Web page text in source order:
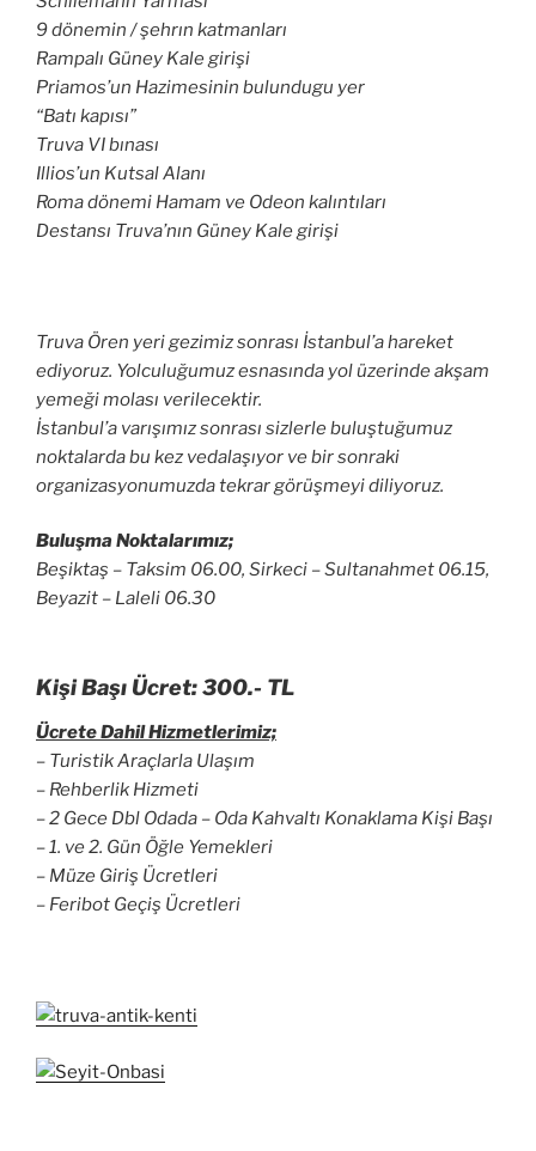
9 dönemin / şehrın katmanları
Rampalı Güney Kale girişi
Priamos’un Hazimesinin bulundugu yer
“Batı kapısı”
Truva VI bınası
Illios’un Kutsal Alanı
Roma dönemi Hamam ve Odeon kalıntıları
Destansı Truva’nın Güney Kale girişi
Truva Ören yeri gezimiz sonrası İstanbul’a hareket
ediyoruz. Yolculuğumuz esnasında yol üzerinde akşam
yemeği molası verilecektir.
İstanbul’a varışımız sonrası sizlerle buluştuğumuz
noktalarda bu kez vedalaşıyor ve bir sonraki
organizasyonumuzda tekrar görüşmeyi diliyoruz.
Buluşma Noktalarımız;
Beşiktaş – Taksim 06.00, Sirkeci – Sultanahmet 06.15,
Beyazit – Laleli 06.30
Kişi Başı Ücret: 300.- TL
Ücrete Dahil Hizmetlerimiz;
– Turistik Araçlarla Ulaşım
– Rehberlik Hizmeti
– 2 Gece Dbl Odada – Oda Kahvaltı Konaklama Kişi Başı
– 1. ve 2. Gün Öğle Yemekleri
– Müze Giriş Ücretleri
– Feribot Geçiş Ücretleri